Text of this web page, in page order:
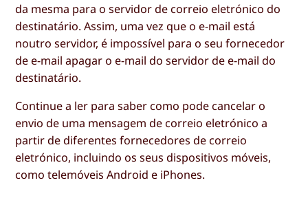
da mesma para o servidor de correio eletrónico do
destinatário. Assim, uma vez que o e-mail está
noutro servidor, é impossível para o seu fornecedor
de e-mail apagar o e-mail do servidor de e-mail do
destinatário.
Continue a ler para saber como pode cancelar o
envio de uma mensagem de correio eletrónico a
partir de diferentes fornecedores de correio
eletrónico, incluindo os seus dispositivos móveis,
como telemóveis Android e iPhones.